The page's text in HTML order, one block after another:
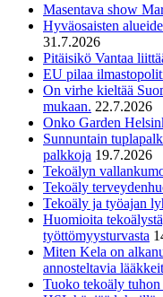
Masentava show
Hyväosaisten
31.7.2026
Pitäisikö Vantaa
EU pilaa
On virhe kieltää
mukaan. 22.7.2026
Onko Garden
Sunnuntain
palkkoja 19.7.2026
Tekoälyn
Tekoäly
Tekoäly ja työajan
Huomioita
työttömyysturvasta
Miten Kela on
annosteltavia
Tuoko tekoäly